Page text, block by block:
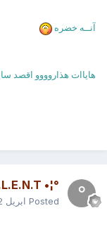
آنــه خضره
هاياات هذاروووو اقصد
°¦• S.I.L.E.N.T °¦•
Posted ابريل 22, 2008